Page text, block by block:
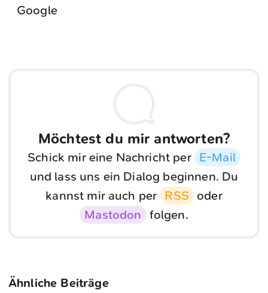
Google
Möchtest du mir antworten?
Schick mir eine Nachricht per E-Mail
und lass uns ein Dialog beginnen. Du
kannst mir auch per RSS oder
Mastodon folgen.
Ähnliche Beiträge